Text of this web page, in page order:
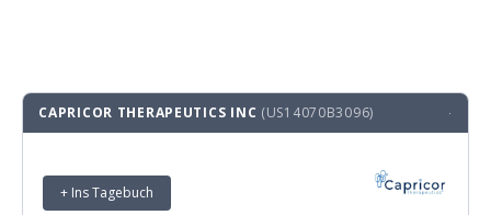
CAPRICOR THERAPEUTICS INC (US14070B3096) ·
+ Ins Tagebuch